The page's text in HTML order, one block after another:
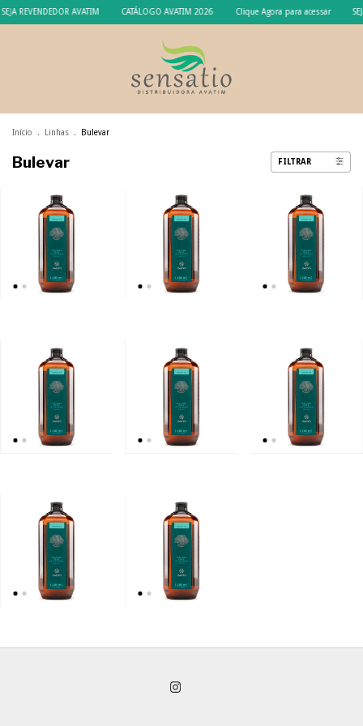
REVENDEDOR AVATIM CATÁLOGO AVATIM 2026 Clique Agora para acessar
Início . Linhas . Bulevar
Bulevar FILTRAR